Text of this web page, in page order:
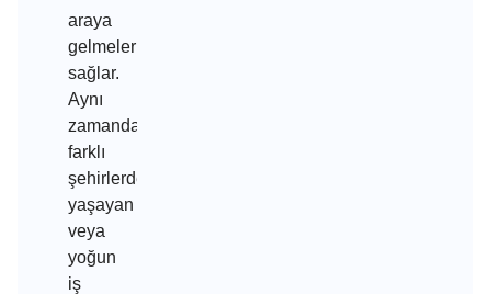
araya
gelmelerini
sağlar.
Aynı
zamanda,
farklı
şehirlerde
yaşayan
veya
yoğun
iş